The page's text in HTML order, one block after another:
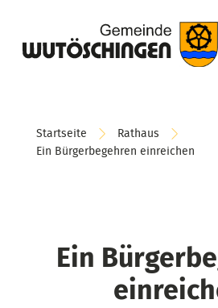
Startseite
Rathaus
Ein Bürgerbegehren einreichen
Ein